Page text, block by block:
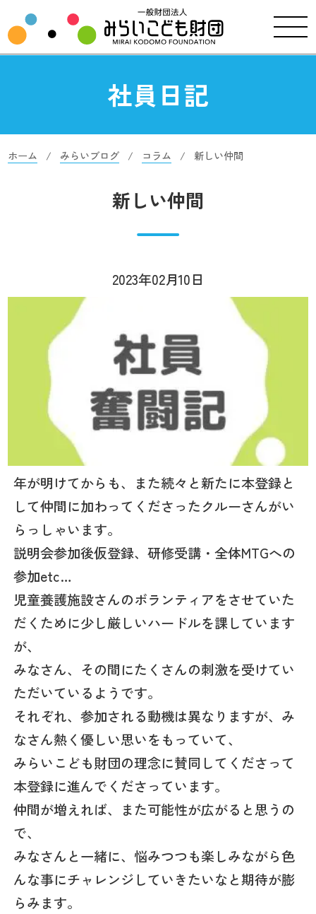
社員日記
ホーム みらいブログ コラム 新しい仲間
新しい仲間
2023年02月10日
年が明けてからも、また続々と新たに本登録と
して仲間に加わってくださったクルーさんがい
らっしゃいます。
説明会参加後仮登録、研修受講・全体MTGへの
参加etc…
児童養護施設さんのボランティアをさせていた
だくために少し厳しいハードルを課しています
が、
みなさん、その間にたくさんの刺激を受けてい
ただいているようです。
それぞれ、参加される動機は異なりますが、み
なさん熱く優しい思いをもっていて、
みらいこども財団の理念に賛同してくださって
本登録に進んでくださっています。
仲間が増えれば、また可能性が広がると思うの
で、
みなさんと一緒に、悩みつつも楽しみながら色
んな事にチャレンジしていきたいなと期待が膨
らみます。